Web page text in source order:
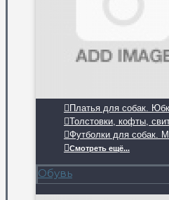
Платья для собак.
Толстовки, кофты,
Футболки для собак.
Смотреть ещё...
Обувь